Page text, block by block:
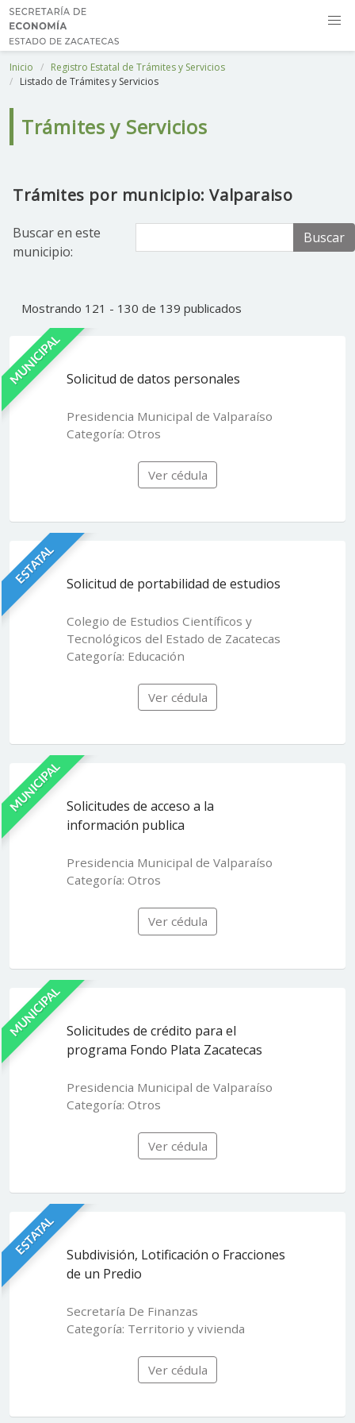
Inicio
Registro Estatal de Trámites y Servicios
Listado de Trámites y Servicios
Trámites y Servicios
Trámites por municipio: Valparaiso
Buscar en este
municipio:
Buscar
Mostrando 121 - 130 de 139 publicados
MUNICIPAL Solicitud de datos personales
Presidencia Municipal de Valparaíso
Categoría: Otros
Ver cédula
ESTATAL Solicitud de portabilidad de estudios
Colegio de Estudios Científicos y
Tecnológicos del Estado de Zacatecas
Categoría: Educación
Ver cédula
MUNICIPAL Solicitudes de acceso a la
información publica
Presidencia Municipal de Valparaíso
Categoría: Otros
Ver cédula
MUNICIPAL Solicitudes de crédito para el
programa Fondo Plata Zacatecas
Presidencia Municipal de Valparaíso
Categoría: Otros
Ver cédula
ESTATAL Subdivisión, Lotificación o Fracciones
de un Predio
Secretaría De Finanzas
Categoría: Territorio y vivienda
Ver cédula